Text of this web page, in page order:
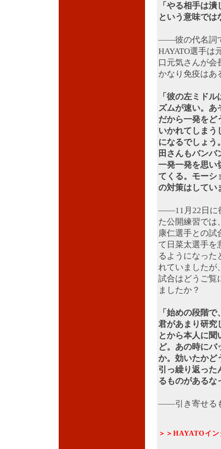
「やる相手は
という意味では
――彼の代名詞
HAYATO選手は
口元気さんが会
かなり免疫はあ
「彼の左ミド
ズムが速い。あ
だから一発をど
いかれてしまう
になるでしょう
田さんもバン
一発一発を思い
てくる。モーシ
の対策はしてい
――11月22日に
た公開練習では
康仁選手との試
て日菜太選手を
るようになった
れていましたが
試合はどうご覧
ましたか？
「始めの段階で
君があまり研究
とから本人に
ど。あの時にバ
か。効いたかど
引っ繰り返った
るものがあるな
――引き寄せる
＞＞HAYATOイ